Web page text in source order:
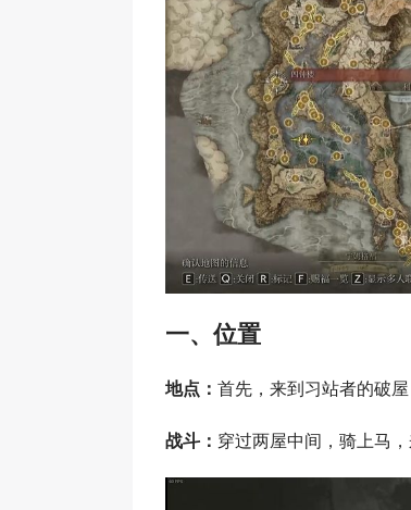
一、位置
地点： 首先，来到习站者的破屋
战斗： 穿过两屋中间，骑上马